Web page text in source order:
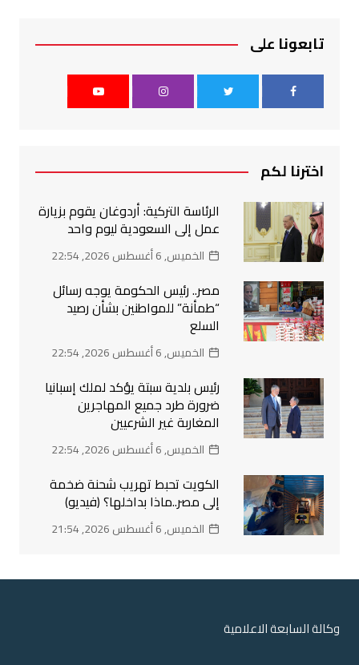
تابعونا على
اخترنا لكم
الرئاسة التركية: أردوغان يقوم بزيارة
عمل إلى السعودية ليوم واحد
الخميس, 6 أغسطس 2026, 22:54
مصر.. رئيس الحكومة يوجه رسائل
“طمأنة” للمواطنين بشأن رصيد
السلع
الخميس, 6 أغسطس 2026, 22:54
رئيس بلدية سبتة يؤكد لملك إسبانيا
ضرورة طرد جميع المهاجرين
المغاربة غير الشرعيين
الخميس, 6 أغسطس 2026, 22:54
الكويت تحبط تهريب شحنة ضخمة
إلى مصر..ماذا بداخلها؟ (فيديو)
الخميس, 6 أغسطس 2026, 21:54
وكالة السابعة الاعلامية